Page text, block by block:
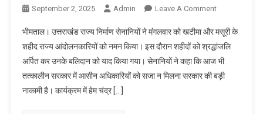
September 2, 2025
Admin Leave A CommentOn
में
राज्य
निर्माण
शहीदों
भीमताल। उत्तराखंड राज्य निर्माण सेनानियों ने मंगलवार को खटीमा और मसूरी के
शहीद राज्य आंदोलनकारियों को नमन किया। इस दौरान शहीदों को श्रद्धांजलि
अर्पित कर उनके बलिदान को याद किया गया। सेनानियों ने कहा कि आज भी
तत्कालीन सरकार में आसीन अधिकारियों को सजा न मिलना सरकार की बड़ी
नाकामी है। कार्यक्रम में हेम चंद्र […]